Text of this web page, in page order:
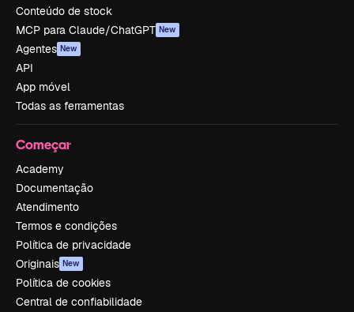
Conteúdo de stock
MCP para Claude/ChatGPT New
Agentes New
API
App móvel
Todas as ferramentas
Começar
Academy
Documentação
Atendimento
Termos e condições
Política de privacidade
Originais New
Política de cookies
Central de confiabilidade